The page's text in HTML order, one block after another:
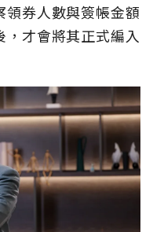
券人數與簽帳金額
才會將其正式編入